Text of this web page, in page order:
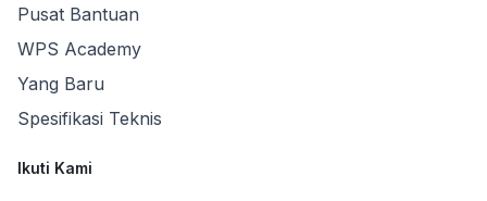
Pusat Bantuan
WPS Academy
Yang Baru
Spesifikasi Teknis
Ikuti Kami